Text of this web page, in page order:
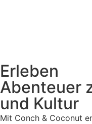
Erleben
Abenteuer
und Kultur
Mit Conch & Coconut